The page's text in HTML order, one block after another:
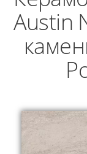
Austin